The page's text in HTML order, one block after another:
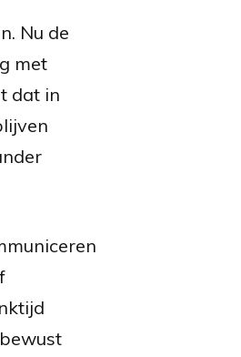
Nu de
met
dat in